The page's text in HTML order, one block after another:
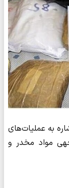
به عملیات‌های
مواد مخدر و